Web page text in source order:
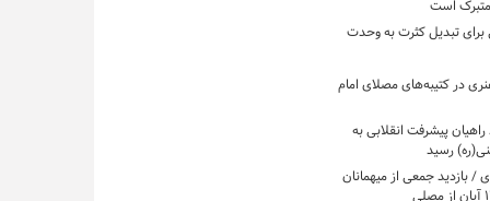
است
تبدیل کثرت به وحدت
در کتیبه‌های مصلای امام
پیشرفت انقلابی به
رسید
/ بازدید جمعی از میهمانان